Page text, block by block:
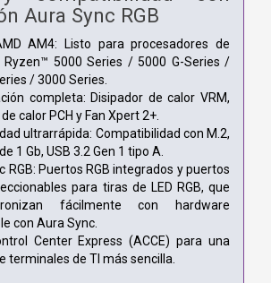
Aura Sync RGB
AM4: Listo para procesadores de
Ryzen™ 5000 Series / 5000 G-Series /
/ 3000 Series.
completa: Disipador de calor VRM,
calor PCH y Fan Xpert 2+.
ultrarrápida: Compatibilidad con M.2,
1 Gb, USB 3.2 Gen 1 tipo A.
RGB: Puertos RGB integrados y puertos
para tiras de LED RGB, que
fácilmente con hardware
con Aura Sync.
Center Express (ACCE) para una
terminales de TI más sencilla.